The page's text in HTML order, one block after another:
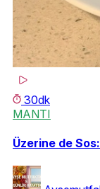
30dk
MANTI
Üzerine de